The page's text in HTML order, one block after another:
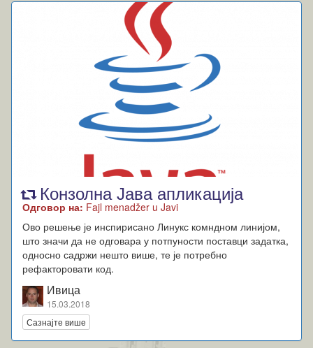
Конзолна Јава апликација
Одговор на: Fajl menadžer u Javi
Ово решење је инспирисано Линукс комндном линијом,
што значи да не одговара у потпуности поставци задатка,
односно садржи нешто више, те је потребно
рефакторовати код.
Ивица
15.03.2018
Сазнајте више